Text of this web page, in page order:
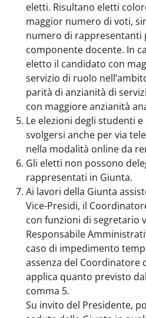
eletti. Risultano eletti
maggior numero di voti,
numero di rappresentanti
componente docente. In
eletto il candidato con
servizio di ruolo
parità di anzianità di
con maggiore anzianità
Le elezioni degli studenti
svolgersi anche per via
nella modalità online da
Gli eletti non possono
rappresentati in Giunta.
Ai lavori della Giunta
Vice-Presidi, il
con funzioni di segretario
Responsabile
caso di impedimento
assenza del Coordinatore
applica quanto previsto
comma 5.
Su invito del Presidente,